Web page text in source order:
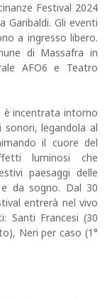
Festival 2024
Garibaldi. Gli eventi
a ingresso libero.
di Massafra in
AFO6 e Teatro
è incentrata intorno
sonori, legandola al
il cuore del
luminosi che
paesaggi delle
e da sogno. Dal 30
entrerà nel vivo
Santi Francesi (30
Neri per caso (1°